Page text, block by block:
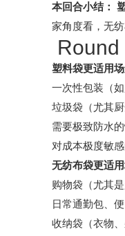
本回合小结：
家角度看，无
Round
塑料袋更适用场
一次性包装（
垃圾袋（尤其
需要极致防水的
对成本极度敏感
无纺布袋更适用
购物袋（尤其
日常通勤包、便
收纳袋（衣物、